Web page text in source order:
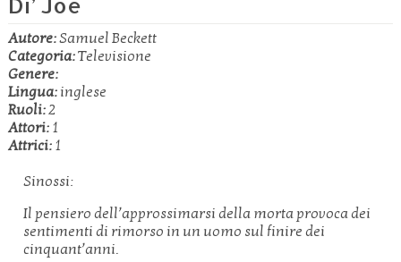
Autore:Samuel Beckett
Categoria:Televisione
Genere:
Lingua:inglese
Ruoli:2
Attori:1
Attrici:1
Sinossi:
Il pensiero dell’approssimarsi della morta provoca dei
sentimenti di rimorso in un uomo sul finire dei
cinquant’anni.